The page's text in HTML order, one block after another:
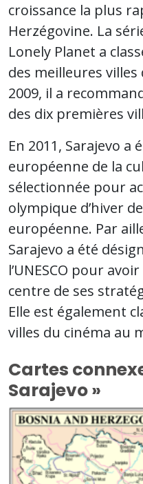
croissance la plus
Herzégovine. La
Lonely Planet a
des meilleures
2009, il a
des dix premières
En 2011, Sarajevo a
européenne de la
sélectionnée pour
olympique d’hiver
européenne. Par
Sarajevo a été
l’UNESCO pour
centre de ses
Elle est également
villes du cinéma au
Cartes
Sarajevo »